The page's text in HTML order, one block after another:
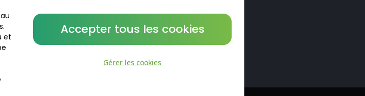
DoktorABC.com
et
Accepter tous les cookies
Gérer les cookies